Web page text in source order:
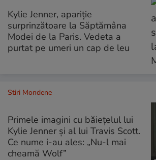
Kylie Jenner, apariție
surprinzătoare la Săptămâna
Modei de la Paris. Vedeta a
purtat pe umeri un cap de leu
Stiri Mondene
Primele imagini cu băiețelul lui
Kylie Jenner și al lui Travis Scott.
Ce nume i-au ales: „Nu-l mai
cheamă Wolf”